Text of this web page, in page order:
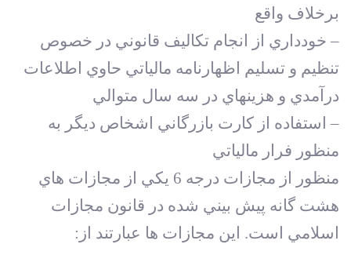
برخلاف واقع
– خودداري از انجام تکاليف قانوني در خصوص
تنظيم و تسليم اظهارنامه مالياتي حاوي اطلاعات
درآمدي و هزينه‏اي در سه سال متوالي
– استفاده از کارت بازرگاني اشخاص ديگر به
منظور فرار مالياتي
منظور از مجازات درجه 6 يکي از مجازات هاي
هشت گانه پيش بيني شده در قانون مجازات
اسلامي است. اين مجازات ها عبارتند از: